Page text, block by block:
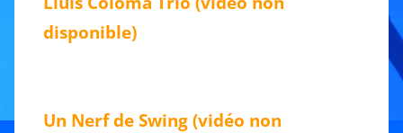
disponible)
Un Nerf de Swing (vidéo non